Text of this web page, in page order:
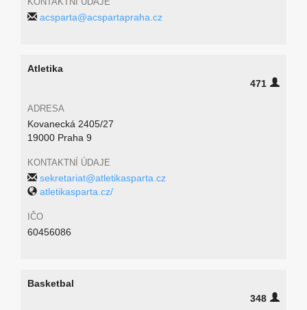
acsparta@acspartapraha.cz
Atletika
471
ADRESA
Kovanecká 2405/27
19000 Praha 9
KONTAKTNÍ ÚDAJE
sekretariat@atletikasparta.cz
atletikasparta.cz/
IČO
60456086
Basketbal
348